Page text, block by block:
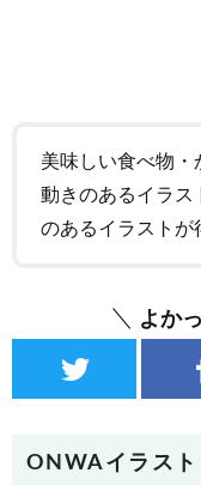
美味しい食べ物・
動きのあるイラス
のあるイラストが
よか
ONWAイラスト